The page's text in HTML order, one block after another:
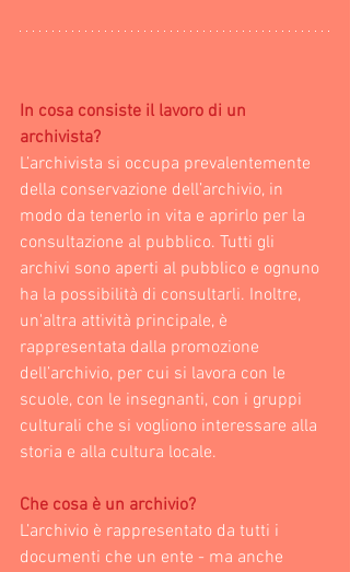
In cosa consiste il lavoro di un
archivista?
L’archivista si occupa prevalentemente
della conservazione dell’archivio, in
modo da tenerlo in vita e aprirlo per la
consultazione al pubblico. Tutti gli
archivi sono aperti al pubblico e ognuno
ha la possibilità di consultarli. Inoltre,
un'altra attività principale, è
rappresentata dalla promozione
dell’archivio, per cui si lavora con le
scuole, con le insegnanti, con i gruppi
culturali che si vogliono interessare alla
storia e alla cultura locale.
Che cosa è un archivio?
L’archivio è rappresentato da tutti i
documenti che un ente - ma anche